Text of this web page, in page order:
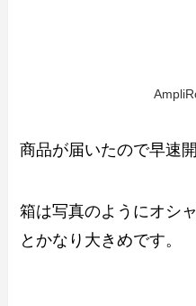
商品が届いたので早速
箱は写真のようにオシ
とかなり大きめです。